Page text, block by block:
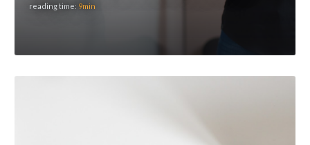
reading time: 9min